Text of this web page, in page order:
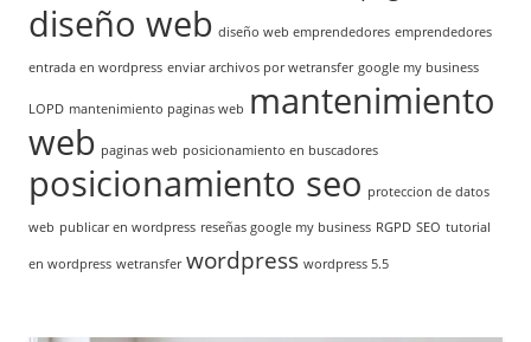
diseño web diseño web emprendedores emprendedores
entrada en wordpress enviar archivos por wetransfer google my business
LOPD mantenimiento paginas web mantenimiento
web paginas web posicionamiento en buscadores
posicionamiento seo proteccion de datos
web publicar en wordpress reseñas google my business RGPD SEO tutorial
en wordpress wetransfer wordpress wordpress 5.5